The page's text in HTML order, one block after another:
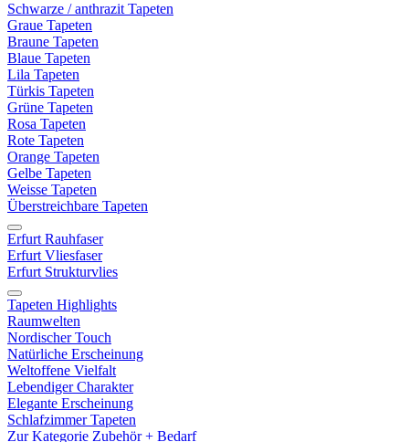
Schwarze / anthrazit Tapeten
Graue Tapeten
Braune Tapeten
Blaue Tapeten
Lila Tapeten
Türkis Tapeten
Grüne Tapeten
Rosa Tapeten
Rote Tapeten
Orange Tapeten
Gelbe Tapeten
Weisse Tapeten
Überstreichbare Tapeten
Erfurt Rauhfaser
Erfurt Vliesfaser
Erfurt Strukturvlies
Tapeten Highlights
Raumwelten
Nordischer Touch
Natürliche Erscheinung
Weltoffene Vielfalt
Lebendiger Charakter
Elegante Erscheinung
Schlafzimmer Tapeten
Zur Kategorie Zubehör + Bedarf